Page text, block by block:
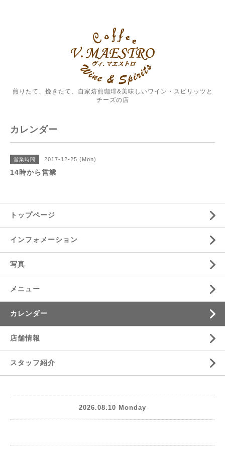
煎りたて、挽きたて、自家焙煎珈琲&美味しいワイン・スピリッツと
チーズの店
カレンダー
営業時間 2017-12-25 (Mon)
14時から営業
トップページ
インフォメーション
写真
メニュー
カレンダー
店舗情報
スタッフ紹介
2026.08.10 Monday